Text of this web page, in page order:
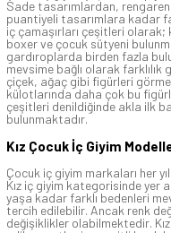
Sade tasarımlardan,
puantiyeli tasarımlara kadar
iç çamaşırları çeşitleri olarak;
boxer ve çocuk sütyeni
gardıroplarda birden fazla
mevsime bağlı olarak
çiçek, ağaç gibi figürleri
külotlarında daha çok bu
çeşitleri denildiğinde akla ilk
bulunmaktadır.
Kız Çocuk İç Giyim
Çocuk iç giyim markaları her
Kız iç giyim kategorisinde yer
yaşa kadar farklı bedenleri
tercih edilebilir. Ancak renk
değişiklikler olabilmektedir.